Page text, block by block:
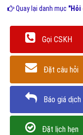
Quay lại danh mục "Hỏi
Gọi CSKH
Đặt câu hỏi
Báo giá dịch
Đặt lịch hẹn